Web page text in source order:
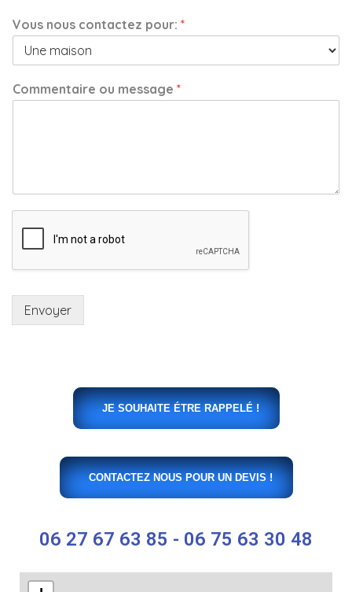
Vous nous contactez pour: *
Commentaire ou message *
Envoyer
JE SOUHAITE ÉTRE RAPPELÉ !
CONTACTEZ NOUS POUR UN DEVIS !
06 27 67 63 85 - 06 75 63 30 48